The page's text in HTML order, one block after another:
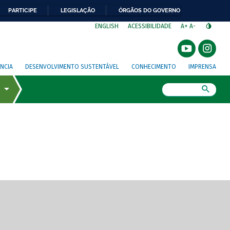
PARTICIPE LEGISLAÇÃO ÓRGÃOS DO GOVERNO
ENGLISH ACESSIBILIDADE A+ A-
DESENVOLVIMENTO SUSTENTÁVEL CONHECIMENTO IMPRENSA
de tela